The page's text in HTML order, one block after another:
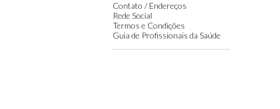
Contato / Endereços
Rede Social
Termos e Condições
Guia de Profissionais da Saúde